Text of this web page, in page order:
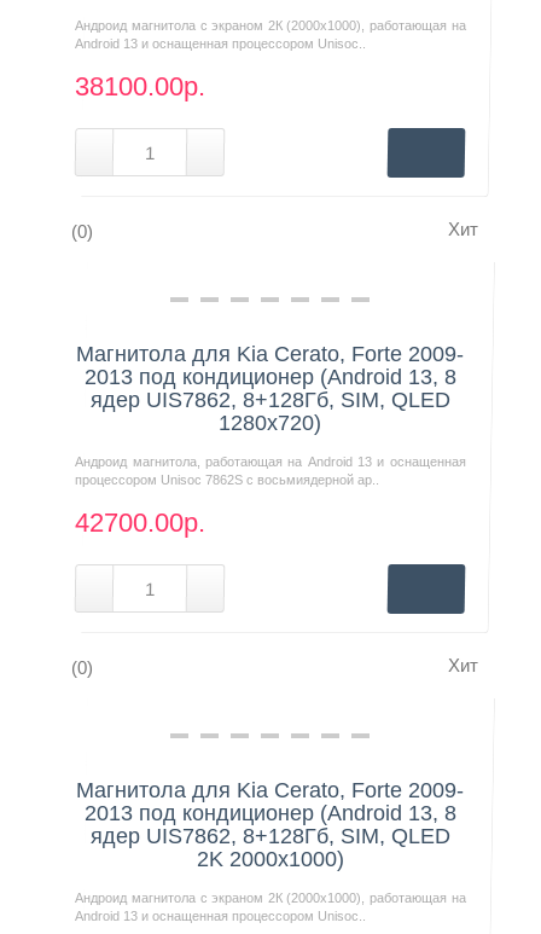
Андроид магнитола с экраном 2К (2000х1000), работающая на
Android 13 и оснащенная процессором Unisoc..
38100.00р.
(0) Хит
Нашли дешевле?
Магнитола для Kia Cerato, Forte 2009-
2013 под кондиционер (Android 13, 8
ядер UIS7862, 8+128Гб, SIM, QLED
1280x720)
Андроид магнитола, работающая на Android 13 и оснащенная
процессором Unisoc 7862S с восьмиядерной ар..
42700.00р.
(0) Хит
Нашли дешевле?
Магнитола для Kia Cerato, Forte 2009-
2013 под кондиционер (Android 13, 8
ядер UIS7862, 8+128Гб, SIM, QLED
2K 2000x1000)
Андроид магнитола с экраном 2К (2000х1000), работающая на
Android 13 и оснащенная процессором Unisoc..